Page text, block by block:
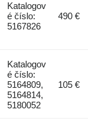
Katalogov
é číslo:
5167826
490 €
Katalogov
é číslo:
5164809,
5164814,
5180052
105 €